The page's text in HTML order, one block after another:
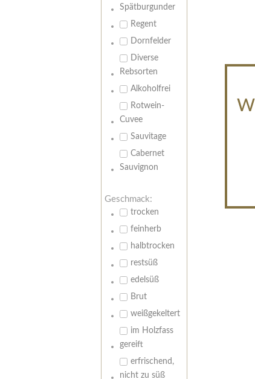
Spätburgunder
Regent
Dornfelder
Diverse
Rebsorten
Alkoholfrei
Rotwein-
Cuvee
Sauvitage
Cabernet
Sauvignon
Geschmack:
trocken
feinherb
halbtrocken
restsüß
edelsüß
Brut
weißgekeltert
im Holzfass
gereift
erfrischend,
nicht zu süß